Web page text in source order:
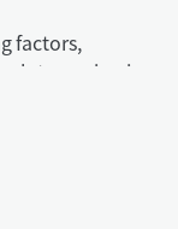
factors,
zoning in
associated